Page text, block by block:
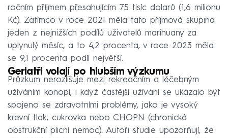
ročním příjmem přesahujícím 75 tisíc dolarů (1,6 milionu
Kč). Zatímco v roce 2021 měla tato příjmová skupina
jeden z nejnižších podílů uživatelů marihuany za
uplynulý měsíc, a to 4,2 procenta, v roce 2023 měla
se 9,1 procenta podíl největší.
Geriatři volají po hlubším výzkumu
Průzkum nerozlišuje mezi rekreačním a léčebným
užíváním konopí, i když častější užívání se ukázalo být
spojeno se zdravotními problémy, jako je vysoký
krevní tlak, cukrovka nebo CHOPN (chronická
obstrukční plicní nemoc). Autoři studie upozorňují, že